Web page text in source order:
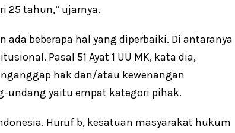
25 tahun,” ujarnya.
beberapa hal yang diperbaiki. Di antaranya
Pasal 51 Ayat 1 UU MK, kata dia,
hak dan/atau kewenangan
undang yaitu empat kategori pihak.
Huruf b, kesatuan masyarakat hukum